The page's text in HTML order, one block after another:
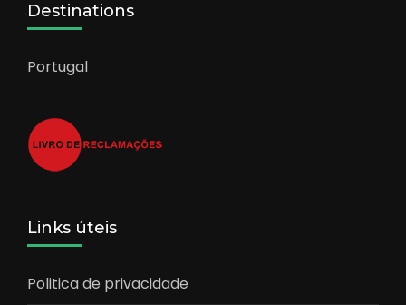
Destinations
Portugal
Links úteis
Politica de privacidade